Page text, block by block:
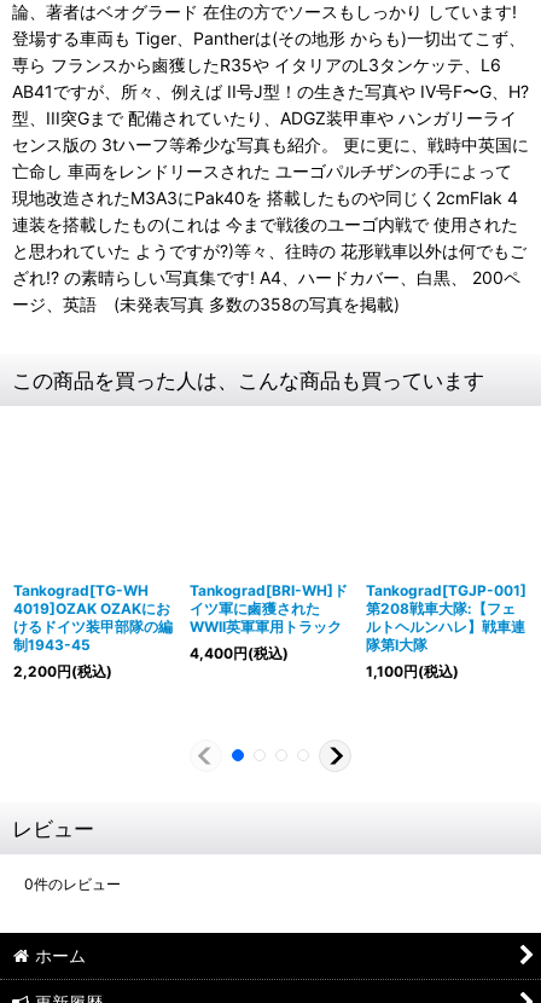
論、著者はベオグラード 在住の方でソースもしっかり しています!
登場する車両も Tiger、Pantherは(その地形 からも)一切出てこず、
専ら フランスから鹵獲したR35や イタリアのL3タンケッテ、L6
AB41ですが、所々、例えば II号J型！の生きた写真や IV号F〜G、H?
型、III突Gまで 配備されていたり、ADGZ装甲車や ハンガリーライ
センス版の 3tハーフ等希少な写真も紹介。 更に更に、戦時中英国に
亡命し 車両をレンドリースされた ユーゴパルチザンの手によって
現地改造されたM3A3にPak40を 搭載したものや同じく2cmFlak 4
連装を搭載したもの(これは 今まで戦後のユーゴ内戦で 使用された
と思われていた ようですが?)等々、往時の 花形戦車以外は何でもご
ざれ!? の素晴らしい写真集です! A4、ハードカバー、白黒、 200ペ
ージ、英語 (未発表写真 多数の358の写真を掲載)
この商品を買った人は、こんな商品も買っています
Tankograd[TG-WH
4019]OZAK OZAKにお
けるドイツ装甲部隊の編
制1943-45
2,200円(税込)
Tankograd[BRI-WH]ド
イツ軍に鹵獲された
WWII英軍軍用トラック
4,400円(税込)
Tankograd[TGJP-001]
第208戦車大隊:【フェ
ルトヘルンハレ】戦車連
隊第I大隊
1,100円(税込)
レビュー
0件のレビュー
ホーム